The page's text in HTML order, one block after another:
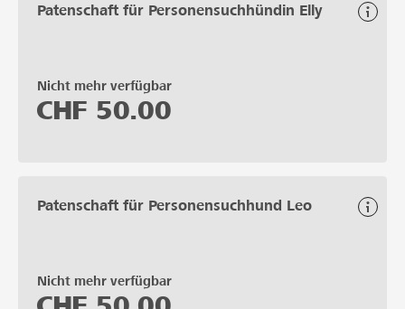
Patenschaft für Personensuchhündin Elly
Nicht mehr verfügbar
CHF 50.00
Patenschaft für Personensuchhund Leo
Nicht mehr verfügbar